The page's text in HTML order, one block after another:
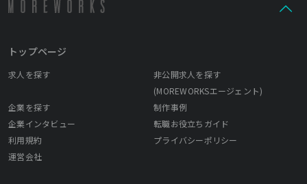
トップページ
求人を探す
非公開求人を探す
(MOREWORKSエージェント)
企業を探す
制作事例
企業インタビュー
転職お役立ちガイド
利用規約
プライバシーポリシー
運営会社